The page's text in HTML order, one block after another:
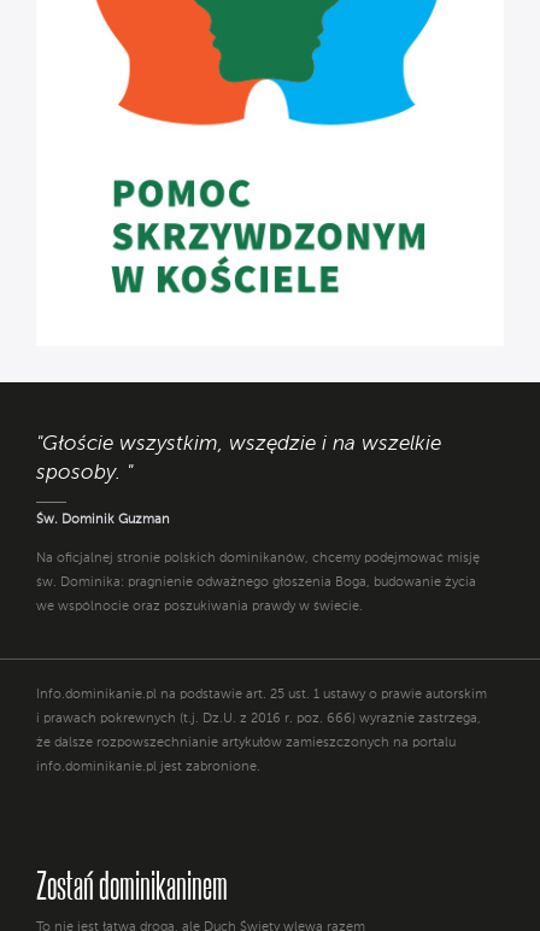
"Głoście wszystkim, wszędzie i na wszelkie
sposoby. "
Św. Dominik Guzman
Na oficjalnej stronie polskich dominikanów, chcemy podejmować misję
św. Dominika: pragnienie odważnego głoszenia Boga, budowanie życia
we wspólnocie oraz poszukiwania prawdy w świecie.
Info.dominikanie.pl na podstawie art. 25 ust. 1 ustawy o prawie autorskim
i prawach pokrewnych (t.j. Dz.U. z 2016 r. poz. 666) wyraźnie zastrzega,
że dalsze rozpowszechnianie artykułów zamieszczonych na portalu
info.dominikanie.pl jest zabronione.
Zostań dominikaninem
To nie jest łatwa droga, ale Duch Święty wlewa razem